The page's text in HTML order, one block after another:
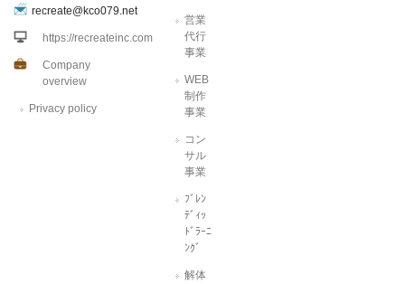
recreate@kco079.net
https://recreateinc.com
Company
overview
Privacy policy
営業
代行
事業
WEB
制作
事業
コン
サル
事業
ﾌﾞﾚﾝ
ﾃﾞｨｯ
ﾄﾞﾗｰﾆ
ﾝｸﾞ
解体